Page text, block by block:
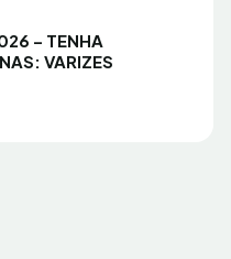
– TENHA
VARIZES